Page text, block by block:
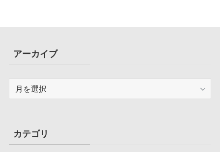
アーカイブ
ブカテゴリ